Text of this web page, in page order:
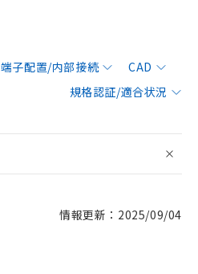
端子配置/内部接続
CAD
規格認証/適合状況
情報更新：2025/09/04